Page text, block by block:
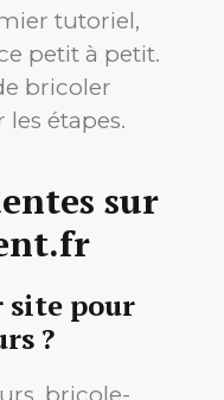
tutoriel,
petit à petit.
bricoler
étapes.
sur
site pour
?
bricole-